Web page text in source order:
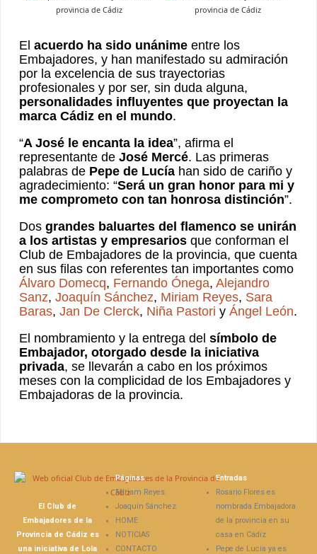
Elacuerdo ha sido unánime entre los
Embajadores, y han manifestado su admiración
por la excelencia de sus trayectorias
profesionales y por ser, sin duda alguna,
personalidades influyentes que proyectan la
marca Cádiz en el mundo.
“A José le encanta la idea”, afirma el
representante de José Mercé. Las primeras
palabras de Pepe de Lucía han sido de cariño y
agradecimiento: “Será un gran honor para mi y
me comprometo con tan honrosa distinción”.
Dosgrandes baluartes del flamenco se unirán
a los artistas y empresarios que conforman el
Club de Embajadores de la provincia, que cuenta
en sus filas con referentes tan importantes como
Álvaro Domecq, Fernando Ónega,Alejandro
Sanz,Joaquín Sánchez, Miriam Reyes, Sara
Baras,Jan De Clerck, Niña Pastori yÁngel León.
El nombramiento y la entrega delsímbolo de
Embajador, otorgado desde la iniciativa
privada, se llevarán a cabo en los próximos
meses con la complicidad de los Embajadores y
Embajadoras de la provincia.
El Club de
Embajadores de la
Provincia de Cádiz es
una iniciativa de Lola
Páginas
Míriam Reyes
Joaquín Sánchez
HOME
NOTICIAS
CONTACTO
Entradas
Rosario Flores es
nombrada Embajadora
de la provincia en su
casa en Cádiz
Pepe de Lucía ya es